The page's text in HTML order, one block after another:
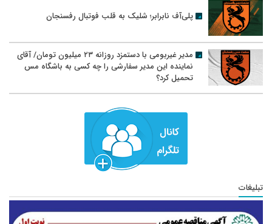
پلی‌آف نابرابر؛ شلیک به قلب فوتبال رفسنجان
مدیر غیربومی با دستمزد روزانه ۲۳ میلیون تومان/ آقای
نماینده این مدیر سفارشی را چه کسی به باشگاه مس
تحمیل کرد؟
تبلیغات